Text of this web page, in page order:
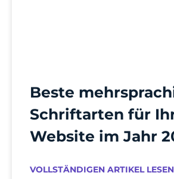
Beste
Schriftarten für
Website im Jahr
VOLLSTÄNDIGEN ARTIKEL